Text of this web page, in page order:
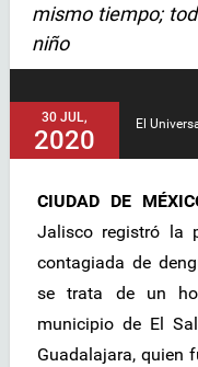
mismo tiempo;
niño
30 JUL,
2020
El
CIUDAD DE
Jalisco registró la
contagiada de
se trata de un
municipio de El
Guadalajara, quien